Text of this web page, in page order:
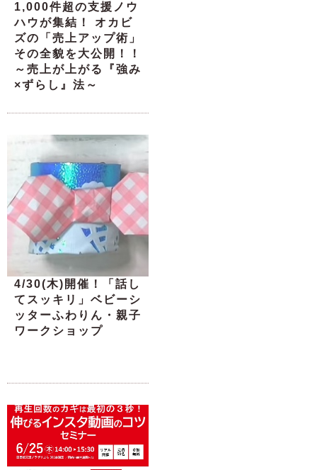
1,000件超の支援ノウ
ハウが集結！ オカビ
ズの「売上アップ術」
その全貌を大公開！！
～売上が上がる『強み
×ずらし』法～
4/30(木)開催！「話し
てスッキリ」ベビーシ
ッターふわりん・親子
ワークショップ